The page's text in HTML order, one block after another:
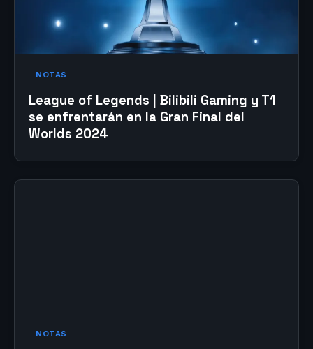
NOTAS
League of Legends | Bilibili Gaming y T1
se enfrentarán en la Gran Final del
Worlds 2024
NOTAS